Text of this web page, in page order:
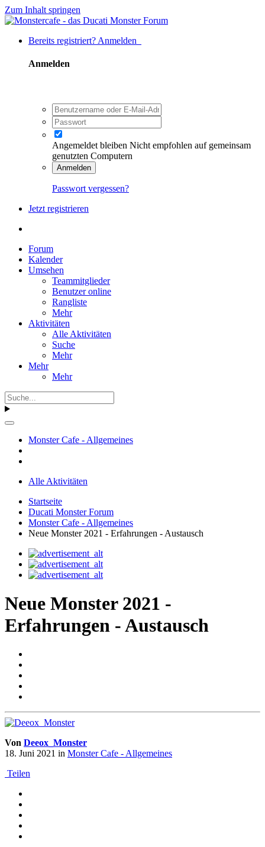
Zum Inhalt springen
Bereits registriert? Anmelden
Anmelden
Angemeldet bleiben Nicht empfohlen auf gemeinsam
genutzten Computern
Anmelden
Passwort vergessen?
Jetzt registrieren
Forum
Kalender
Umsehen
Teammitglieder
Benutzer online
Rangliste
Mehr
Aktivitäten
Alle Aktivitäten
Suche
Mehr
Mehr
Mehr
Monster Cafe - Allgemeines
Alle Aktivitäten
Startseite
Ducati Monster Forum
Monster Cafe - Allgemeines
Neue Monster 2021 - Erfahrungen - Austausch
Neue Monster 2021 -
Erfahrungen - Austausch
Von Deeox_Monster
18. Juni 2021 in Monster Cafe - Allgemeines
Teilen